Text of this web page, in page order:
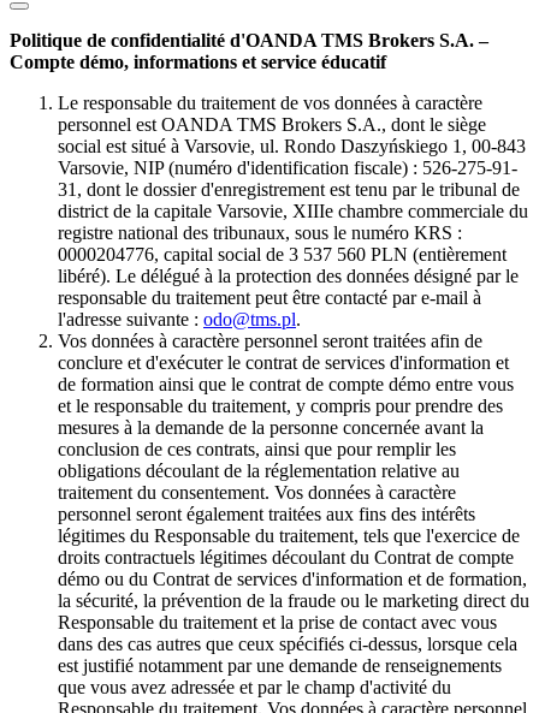
Politique de confidentialité d'OANDA TMS Brokers S.A. –
Compte démo, informations et service éducatif
Le responsable du traitement de vos données à caractère
personnel est OANDA TMS Brokers S.A., dont le siège
social est situé à Varsovie, ul. Rondo Daszyńskiego 1, 00-843
Varsovie, NIP (numéro d'identification fiscale) : 526-275-91-
31, dont le dossier d'enregistrement est tenu par le tribunal de
district de la capitale Varsovie, XIIIe chambre commerciale du
registre national des tribunaux, sous le numéro KRS :
0000204776, capital social de 3 537 560 PLN (entièrement
libéré). Le délégué à la protection des données désigné par le
responsable du traitement peut être contacté par e-mail à
l'adresse suivante : odo@tms.pl.
Vos données à caractère personnel seront traitées afin de
conclure et d'exécuter le contrat de services d'information et
de formation ainsi que le contrat de compte démo entre vous
et le responsable du traitement, y compris pour prendre des
mesures à la demande de la personne concernée avant la
conclusion de ces contrats, ainsi que pour remplir les
obligations découlant de la réglementation relative au
traitement du consentement. Vos données à caractère
personnel seront également traitées aux fins des intérêts
légitimes du Responsable du traitement, tels que l'exercice de
droits contractuels légitimes découlant du Contrat de compte
démo ou du Contrat de services d'information et de formation,
la sécurité, la prévention de la fraude ou le marketing direct du
Responsable du traitement et la prise de contact avec vous
dans des cas autres que ceux spécifiés ci-dessus, lorsque cela
est justifié notamment par une demande de renseignements
que vous avez adressée et par le champ d'activité du
Responsable du traitement. Vos données à caractère personnel